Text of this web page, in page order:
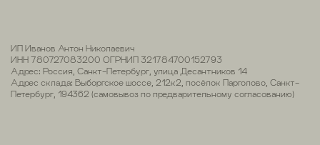
ИП Иванов Антон Николаевич
ИНН 780727083200 ОГРНИП 321784700152793
Адрес: Россия, Санкт-Петербург, улица Десантников 14
Адрес склада: Выборгское шоссе, 212к2, посёлок Парголово, Санкт-
Петербург, 194362 (самовывоз по предварительному согласованию)